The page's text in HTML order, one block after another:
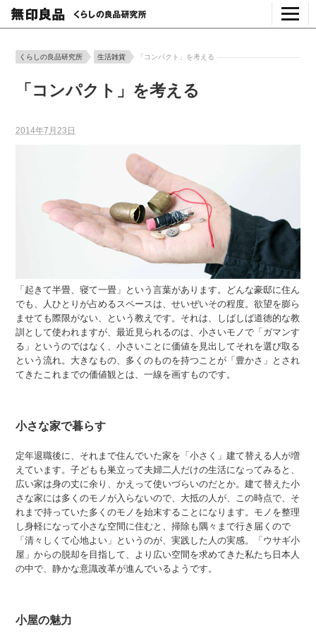
くらしの良品研究所 生活雑貨 「コンパクト」を考える
「コンパクト」を考える
2014年7月23日
「起きて半畳、寝て一畳」という言葉があります。どんな豪邸に住ん
でも、人ひとりが占めるスペースは、せいぜいその程度。欲望を膨ら
ませても際限がない、という教えです。それは、しばしば道徳的な教
訓として使われますが、最近見られるのは、小さいモノで「ガマンす
る」というのではなく、小さいことに価値を見出してそれを選び取る
という流れ。大きなもの、多くのものを持つことが「豊かさ」とされ
てきたこれまでの価値観とは、一線を画すものです。
小さな家で暮らす
定年退職後に、それまで住んでいた家を「小さく」建て替える人が増
えています。子どもも巣立って夫婦二人だけの生活になってみると、
広い家は身の丈に余り、かえって使いづらいのだとか。建て替えた小
さな家には多くのモノが入らないので、大抵の人が、この時点で、そ
れまで持っていた多くのモノを始末することになります。モノを整理
し身軽になって小さな空間に住むと、掃除も隅々まで行き届くので
「清々しくて心地よい」というのが、実践した人の実感。「ウサギ小
屋」からの脱却を目指して、より広い空間を求めてきた私たち日本人
の中で、静かな意識改革が進んでいるようです。
小屋の魅力